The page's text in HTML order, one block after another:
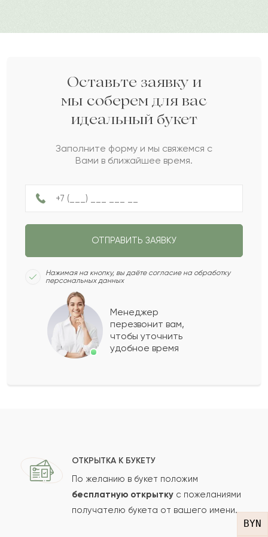
BYN
Красиво оформлен.
Dived sargoov
Здесь все красиво, этот букет покорил мое
сердце .. Очень понравился. Спасибо
Шикарный букет- подруга в восторге ?
Елдар Атахан
Подарил девушке она обрадовался.
Яна
Рекомендую всем этот цветочный магазин.
Прекрасный букет. Приемлемая цена. Быстрая
доставка. Я остался доволен сервисом.
Оставьте заявку и
мы соберем для вас
идеальный букет
Заполните форму и мы свяжемся с
Вами в ближайшее время.
ОТПРАВИТЬ ЗАЯВКУ
Нажимая на кнопку, вы даёте согласие на обработку
персональных данных
Менеджер
перезвонит вам,
чтобы уточнить
удобное время
ОТКРЫТКА К БУКЕТУ
По желанию в букет положим
бесплатную открытку с пожеланиями
получателю букета от вашего имени.